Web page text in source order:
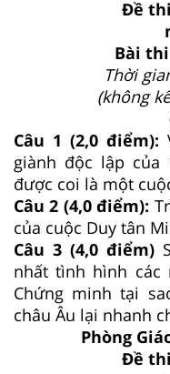
Đề
Bài
Thời
(không
Câu 1 (2,0 điểm):
giành độc lập của
được coi là một
Câu 2 (4,0 điểm):
của cuộc Duy tân
Câu 3 (4,0 điểm)
nhất tình hình các
Chứng minh tại
châu Âu lại nhanh
Phòng
Đề